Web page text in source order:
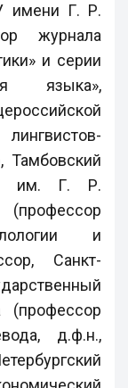
имени Г. Р.
журнала
и серии
языка»,
Тамбовский
им. Г. Р.
и
Санкт-
(профессор
д.ф.н.,